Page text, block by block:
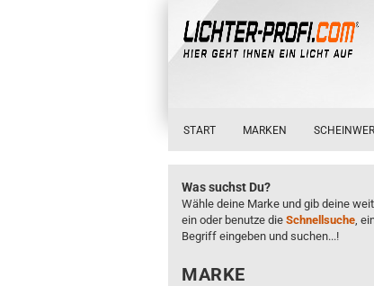
START MARKEN
Was suchst Du?
Wähle deine Marke und gib deine
ein oder benutze die Schnellsuche,
Begriff eingeben und suchen...!
MARKE
MARKE